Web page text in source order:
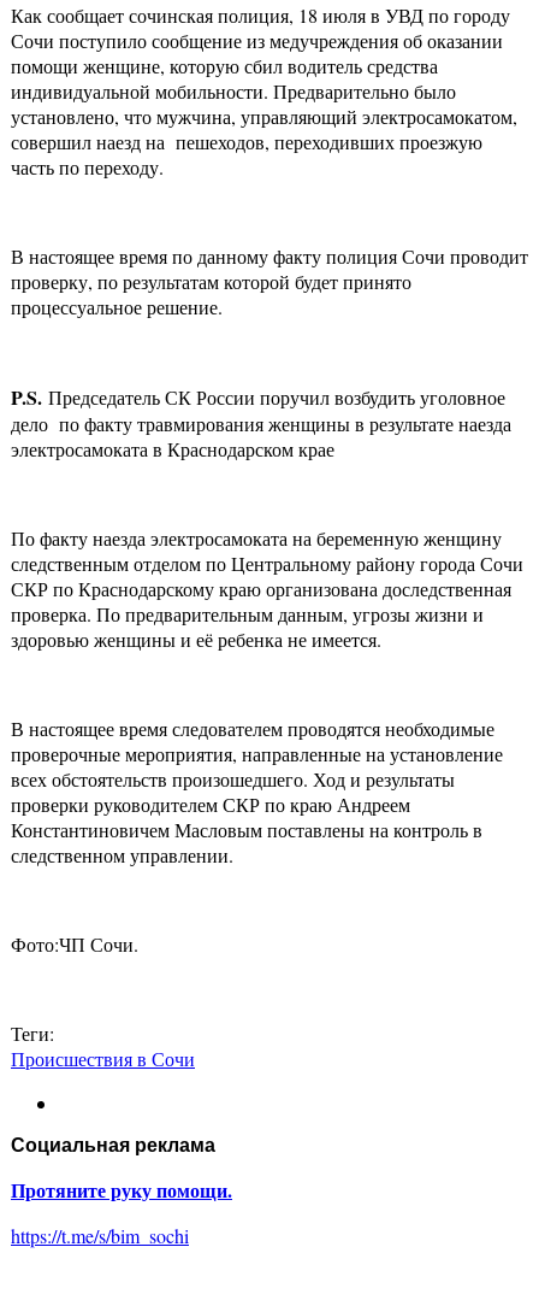
Как сообщает сочинская полиция, 18 июля в УВД по городу
Сочи поступило сообщение из медучреждения об оказании
помощи женщине, которую сбил водитель средства
индивидуальной мобильности. Предварительно было
установлено, что мужчина, управляющий электросамокатом,
совершил наезд на пешеходов, переходивших проезжую
часть по переходу.
В настоящее время по данному факту полиция Сочи проводит
проверку, по результатам которой будет принято
процессуальное решение.
P.S. Председатель СК России поручил возбудить уголовное
дело по факту травмирования женщины в результате наезда
электросамоката в Краснодарском крае
По факту наезда электросамоката на беременную женщину
следственным отделом по Центральному району города Сочи
СКР по Краснодарскому краю организована доследственная
проверка. По предварительным данным, угрозы жизни и
здоровью женщины и её ребенка не имеется.
В настоящее время следователем проводятся необходимые
проверочные мероприятия, направленные на установление
всех обстоятельств произошедшего. Ход и результаты
проверки руководителем СКР по краю Андреем
Константиновичем Масловым поставлены на контроль в
следственном управлении.
Фото:ЧП Сочи.
Теги:
Происшествия в Сочи
Социальная реклама
Протяните руку помощи.
https://t.me/s/bim_sochi